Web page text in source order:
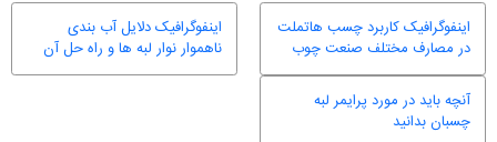
اینفوگرافیک کاربرد چسب هاتملت
در مصارف مختلف صنعت چوب
اینفوگرافیک دلایل آب بندی
ناهموار نوار لبه ها و راه حل آن
آنچه باید در مورد پرایمر لبه
چسبان بدانید